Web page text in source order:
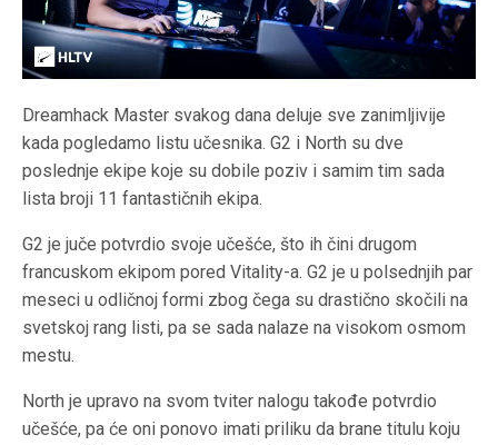
Dreamhack Master svakog dana deluje sve zanimljivije
kada pogledamo listu učesnika. G2 i North su dve
poslednje ekipe koje su dobile poziv i samim tim sada
lista broji 11 fantastičnih ekipa.
G2 je juče potvrdio svoje učešće, što ih čini drugom
francuskom ekipom pored Vitality-a. G2 je u polsednjih par
meseci u odličnoj formi zbog čega su drastično skočili na
svetskoj rang listi, pa se sada nalaze na visokom osmom
mestu.
North je upravo na svom tviter nalogu takođe potvrdio
učešće, pa će oni ponovo imati priliku da brane titulu koju